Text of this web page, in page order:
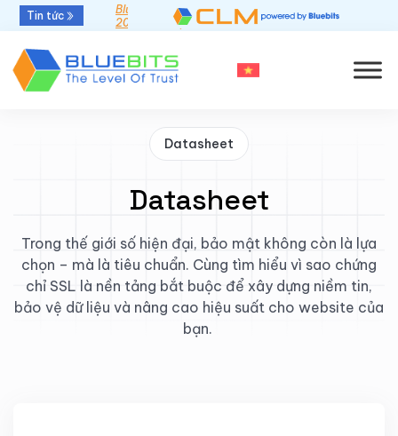
Tin tức
Bluebits được GlobalSign vinh danh “Top Sales
2025” khu vực APAC
Datasheet
Datasheet
Trong thế giới số hiện đại, bảo mật không còn là lựa
chọn – mà là tiêu chuẩn. Cùng tìm hiểu vì sao chứng
chỉ SSL là nền tảng bắt buộc để xây dựng niềm tin,
bảo vệ dữ liệu và nâng cao hiệu suất cho website của
bạn.